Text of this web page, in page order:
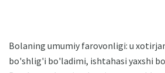
Bolaning umumiy farovonligi: u
bo'shlig'i bo'ladimi, ishtahasi yaxshi